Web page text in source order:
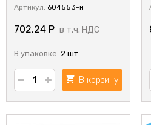
Артикул: 604553-н
702,24 Р в т.ч. НДС
В упаковке: 2 шт.
В корзину